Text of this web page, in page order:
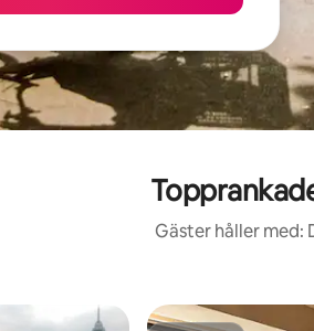
Gäster håller med: